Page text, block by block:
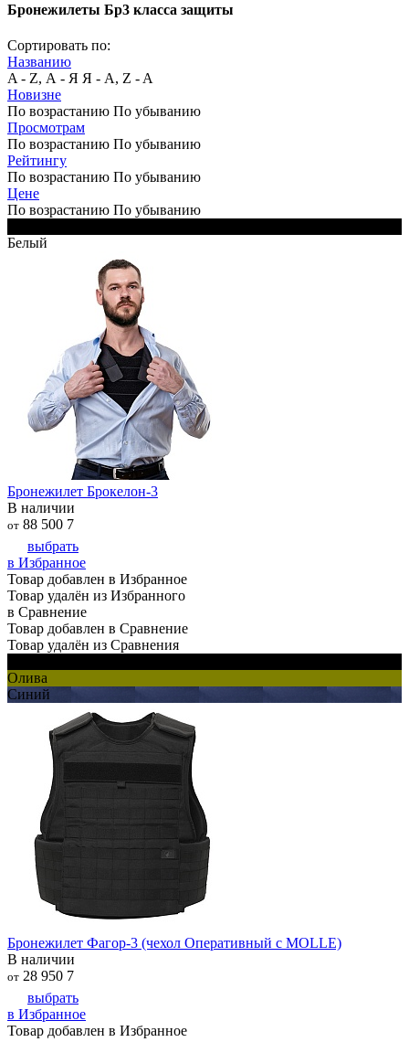
Бронежилеты Бр3 класса защиты
Сортировать по:
Названию
A - Z, А - Я Я - А, Z - A
Новизне
По возрастанию По убыванию
Просмотрам
По возрастанию По убыванию
Рейтингу
По возрастанию По убыванию
Цене
По возрастанию По убыванию
Белый
Бронежилет Брокелон-3
В наличии
от 88 500 7
выбрать
в Избранное
Товар добавлен в Избранное
Товар удалён из Избранного
в Сравнение
Товар добавлен в Сравнение
Товар удалён из Сравнения
Олива
Синий
Бронежилет Фагор-3 (чехол Оперативный с MOLLE)
В наличии
от 28 950 7
выбрать
в Избранное
Товар добавлен в Избранное